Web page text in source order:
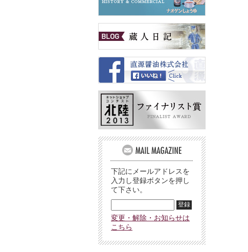
下記にメールアドレスを
入力し登録ボタンを押し
て下さい。
変更・解除・お知らせは
こちら